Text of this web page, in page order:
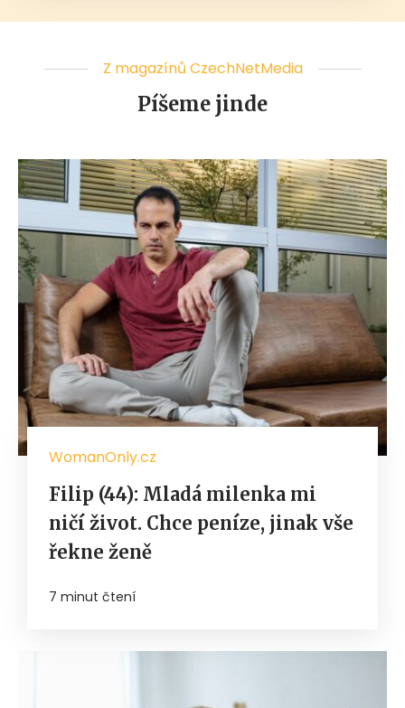
Z magazínů CzechNetMedia
Píšeme jinde
WomanOnly.cz
Filip (44): Mladá milenka mi
ničí život. Chce peníze, jinak vše
řekne ženě
7 minut čtení